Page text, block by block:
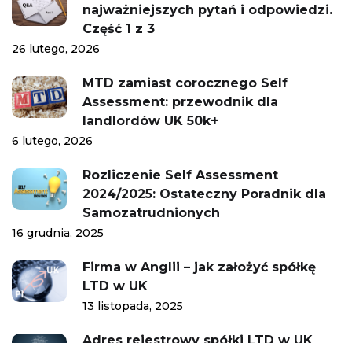
najważniejszych pytań i odpowiedzi.
Część 1 z 3
26 lutego, 2026
MTD zamiast corocznego Self
Assessment: przewodnik dla
landlordów UK 50k+
6 lutego, 2026
Rozliczenie Self Assessment
2024/2025: Ostateczny Poradnik dla
Samozatrudnionych
16 grudnia, 2025
Firma w Anglii – jak założyć spółkę
LTD w UK
13 listopada, 2025